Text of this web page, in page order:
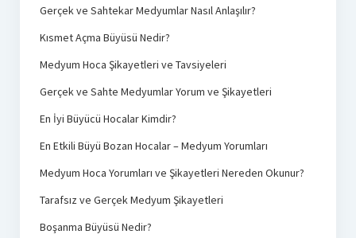
Gerçek ve Sahtekar Medyumlar Nasıl Anlaşılır?
Kısmet Açma Büyüsü Nedir?
Medyum Hoca Şikayetleri ve Tavsiyeleri
Gerçek ve Sahte Medyumlar Yorum ve Şikayetleri
En İyi Büyücü Hocalar Kimdir?
En Etkili Büyü Bozan Hocalar – Medyum Yorumları
Medyum Hoca Yorumları ve Şikayetleri Nereden Okunur?
Tarafsız ve Gerçek Medyum Şikayetleri
Boşanma Büyüsü Nedir?